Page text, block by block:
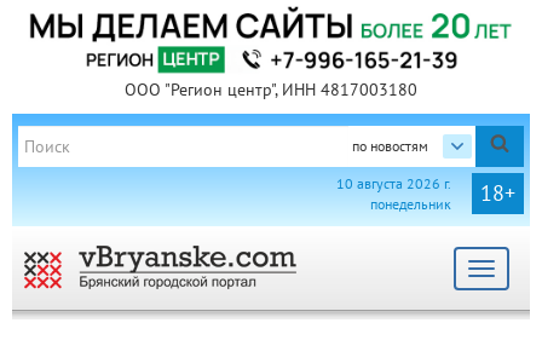
ООО "Регион центр", ИНН 4817003180
по новостям
18+
10 августа 2026 г.
понедельник
Toggle